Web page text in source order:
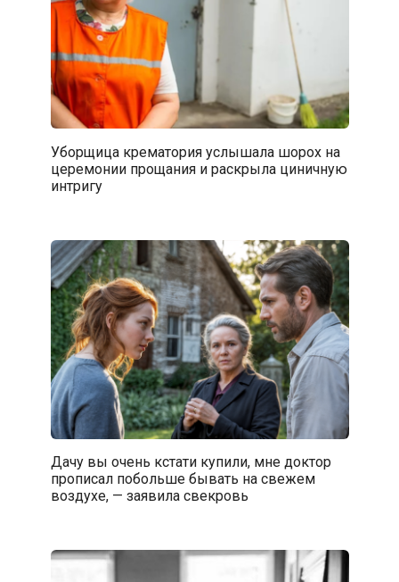
Уборщица крематория услышала шорох на
церемонии прощания и раскрыла циничную
интригу
Дачу вы очень кстати купили, мне доктор
прописал побольше бывать на свежем
воздухе, — заявила свекровь